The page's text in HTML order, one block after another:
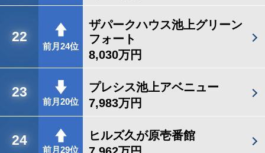
22
前月24位
ザパークハウス池上グリーン
フォート
8,030万円
23
前月20位
プレシス池上アベニュー
7,983万円
24
前月29位
ヒルズ久が原壱番館